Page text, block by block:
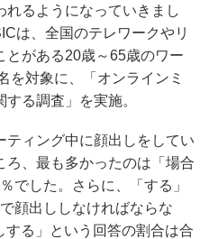
れるようになっていきまし
は、全国のテレワークやリ
とがある20歳～65歳のワー
を対象に、「オンラインミ
る調査」を実施。
ティング中に顔出しをしてい
ろ、最も多かったのは「場合
でした。さらに、「する」
顔出ししなければならな
る」という回答の割合は合